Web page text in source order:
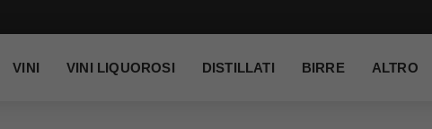
VINI VINI LIQUOROSI DISTILLATI BIRRE ALTRO